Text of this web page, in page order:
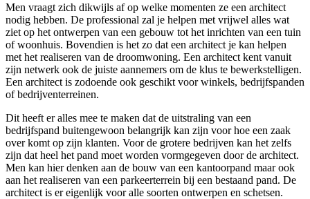
Men vraagt zich dikwijls af op welke momenten ze een architect
nodig hebben. De professional zal je helpen met vrijwel alles wat
ziet op het ontwerpen van een gebouw tot het inrichten van een tuin
of woonhuis. Bovendien is het zo dat een architect je kan helpen
met het realiseren van de droomwoning. Een architect kent vanuit
zijn netwerk ook de juiste aannemers om de klus te bewerkstelligen.
Een architect is zodoende ook geschikt voor winkels, bedrijfspanden
of bedrijventerreinen.
Dit heeft er alles mee te maken dat de uitstraling van een
bedrijfspand buitengewoon belangrijk kan zijn voor hoe een zaak
over komt op zijn klanten. Voor de grotere bedrijven kan het zelfs
zijn dat heel het pand moet worden vormgegeven door de architect.
Men kan hier denken aan de bouw van een kantoorpand maar ook
aan het realiseren van een parkeerterrein bij een bestaand pand. De
architect is er eigenlijk voor alle soorten ontwerpen en schetsen.